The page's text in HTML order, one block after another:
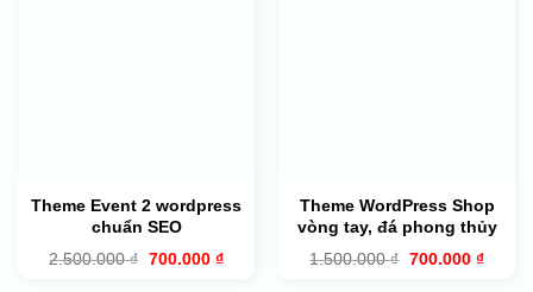
Theme Event 2 wordpress
chuẩn SEO
2.500.000₫ Giá
700.000 ₫Giá
Theme WordPress Shop
vòng tay, đá phong thủy
1.500.000₫ Giá
700.000 ₫Giá